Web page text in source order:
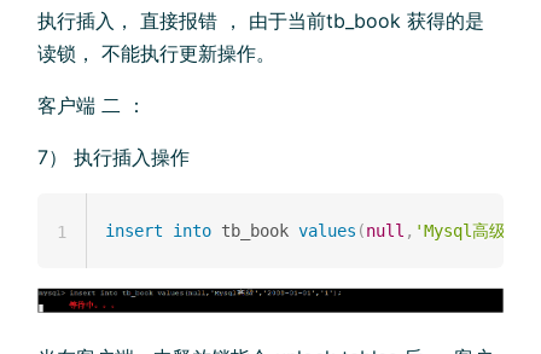
执行插入， 直接报错 ， 由于当前tb_book 获得的是
读锁， 不能执行更新操作。
客户端 二 ：
7） 执行插入操作
insert into tb_book values (null , 'Mysql高级'
1